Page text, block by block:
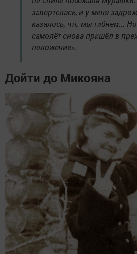
завертелась, и у меня
казалось, что мы гибнем...
самолёт снова пришёл в
положение».
Дойти до Микояна